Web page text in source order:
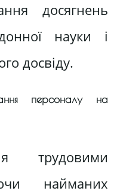
досягнень
науки і
досвіду.
персоналу на
трудовими
найманих